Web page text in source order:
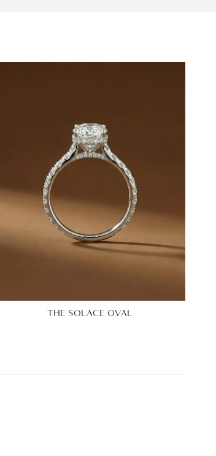
THE SOLACE OVAL